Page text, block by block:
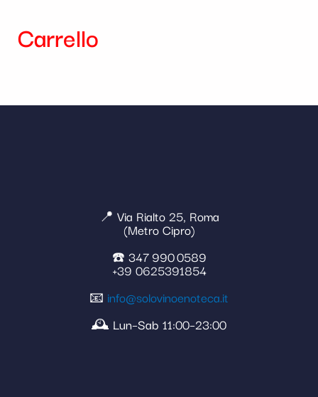
Carrello
📍 Via Rialto 25, Roma
(Metro Cipro)
☎️ 347 990 0589
+39 0625391854
📧 info@solovinoenoteca.it
🕰️ Lun–Sab 11:00–23:00